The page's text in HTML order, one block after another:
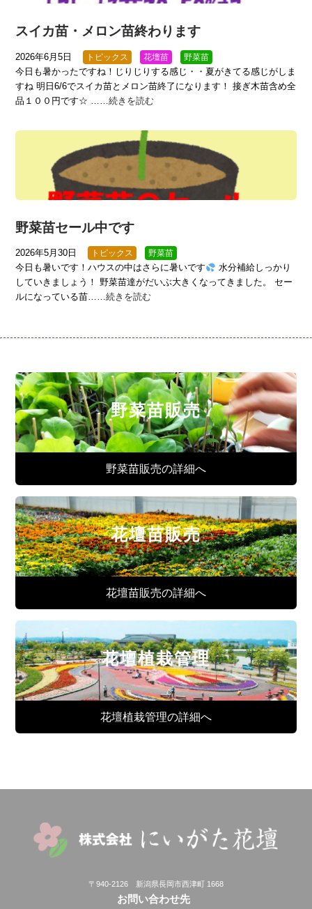
スイカ苗・メロン苗終わります
2026年6月5日 トピックス 花壇苗 野菜苗
今日も暑かったですね！じりじりする感じ・・夏がきてる感じがしま
すね 明日6/6でスイカ苗とメロン苗終了になります！ 接ぎ木苗含め全
品１００円です☆ ……続きを読む
野菜苗セール中です
2026年5月30日 トピックス 野菜苗
今日も暑いです！ハウスの中はさらに暑いです
水分補給しっかり
していきましょう！ 野菜苗達がだいぶ大きくなってきました。 セー
ルになっている苗……続きを読む
野菜苗販売
野菜苗販売の詳細へ
花壇苗販売
花壇苗販売の詳細へ
花壇植栽管理
花壇植栽管理の詳細へ
〒940-2126 新潟県長岡市西津町 1668
お問い合わせ先